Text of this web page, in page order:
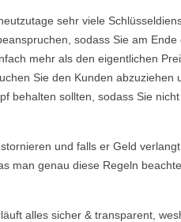
sehr viele
sodass Sie am
mehr als den eigentlichen
Sie den Kunden abzuziehen
behalten sollten, sodass Sie
und falls er Geld
man genau diese Regeln
alles sicher & transparent,